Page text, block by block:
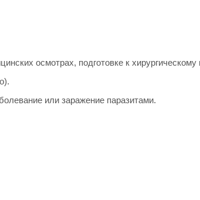
осмотрах, подготовке к хирургическому
или заражение паразитами.